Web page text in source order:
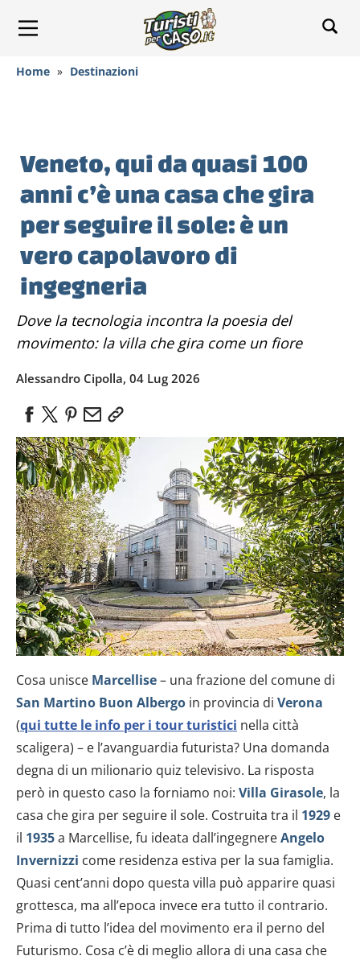
Home » Destinazioni
Veneto, qui da quasi 100
anni c’è una casa che gira
per seguire il sole: è un
vero capolavoro di
ingegneria
Dove la tecnologia incontra la poesia del
movimento: la villa che gira come un fiore
Alessandro Cipolla, 04 Lug 2026
Cosa unisce Marcellise– una frazione del comune di
San Martino Buon Albergo in provincia di Verona
(qui tutte le info per i tour turistici nella città
scaligera) – e l’avanguardia futurista? Una domanda
degna di un milionario quiz televisivo. La risposta
però in questo caso la forniamo noi: Villa Girasole, la
casa che gira per seguire il sole. Costruita tra il 1929 e
il 1935a Marcellise, fu ideata dall’ingegnereAngelo
Invernizzi come residenza estiva per la sua famiglia.
Quasi cent’anni dopo questa villa può apparire quasi
grottesca, ma all’epoca invece era tutto il contrario.
Prima di tutto l’idea del movimento era il perno del
Futurismo. Cosa c’è di meglio allora di una casa che